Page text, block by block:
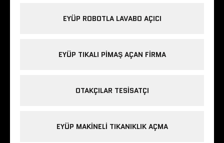
EYÜP ROBOTLA LAVABO AÇICI
EYÜP TIKALI PIMAŞ AÇAN FIRMA
OTAKÇILAR TESISATÇI
EYÜP MAKINELI TIKANIKLIK AÇMA